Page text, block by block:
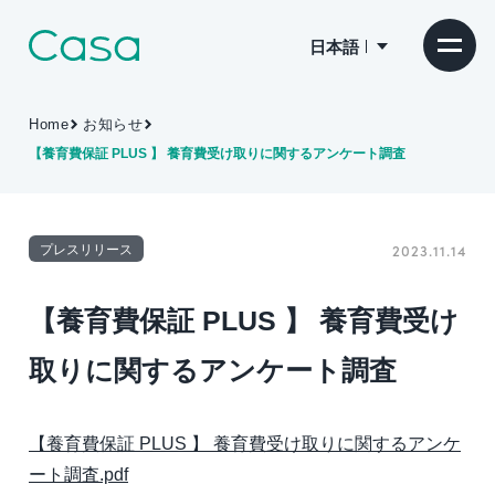
日本語
Home お知らせ
【養育費保証 PLUS 】 養育費受け取りに関するアンケート調査
プレスリリース 2023.11.14
【養育費保証 PLUS 】 養育費受け
取りに関するアンケート調査
【養育費保証 PLUS 】 養育費受け取りに関するアンケ
ート調査.pdf